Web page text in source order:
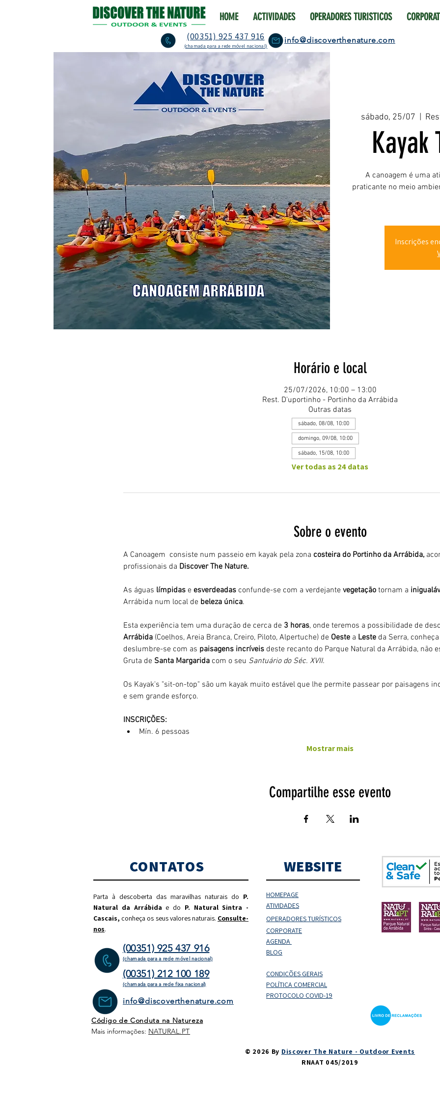
HOME ACTIVIDADES OPERADORES TURISTICOS
(00351) 925 437 916
(chamada para a rede móvel nacional)
info@discoverthenature.com
sábado, 25/07
Kayak
A canoagem é uma
praticante no meio
Inscrições
Horário e local
25/07/2026, 10:00 – 13:00
Rest. D'uportinho - Portinho da Arrábida
Outras datas
sábado, 08/08, 10:00
domingo, 09/08, 10:00
sábado, 15/08, 10:00
Ver todas as 24 datas
Sobre o evento
A Canoagem  consiste num passeio em kayak pela zona costeira do Portinho da Arrábida,
profissionais da Discover The Nature.
As águas límpidas e esverdeadas confunde-se com a verdejante vegetação tornam a
Arrábida num local de beleza única.
Esta experiência tem uma duração de cerca de 3 horas, onde teremos a possibilidade de
Arrábida (Coelhos, Areia Branca, Creiro, Piloto, Alpertuche) de Oeste a Leste da Serra,
deslumbre-se com as paisagens incríveis deste recanto do Parque Natural da Arrábida, não
Gruta de Santa Margarida com o seu Santuário do Séc. XVII.
Os Kayak's "sit-on-top" são um kayak muito estável que lhe permite passear por paisagens
e sem grande esforço.
INSCRIÇÕES:
Mín. 6 pessoas
Mostrar mais
Compartilhe esse evento
CONTATOS
Parta à descoberta das maravilhas naturais do P.
Natural da Arrábida e do P. Natural Sintra -
Cascais, conheça os seus valores naturais. Consulte-
nos.
(00351) 925 437 916
(chamada para a rede móvel nacional)
(00351) 212 100 189
(chamada para a rede fixa nacional)
info@discoverthenature.com
Código de Conduta na Natureza
Mais informações: NATURAL.PT
WEBSITE
HOMEPAGE
ATIVIDADES
OPERADORESTURÍSTICOS
CORPORATE
AGENDA
BLOG
CONDIÇÕES GERAIS
POLÍTICA COMERCIAL
PROTOCOLO COVID-19
© 2026 By Discover The Nature - Outdoor Events
RNAAT 045/2019